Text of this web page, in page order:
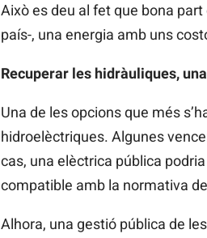
Això es deu al fet que bona
país-, una energia amb uns
Recuperar les hidràuliques,
Una de les opcions que més
hidroelèctriques. Algunes
cas, una elèctrica pública
compatible amb la normativa
Alhora, una gestió pública de